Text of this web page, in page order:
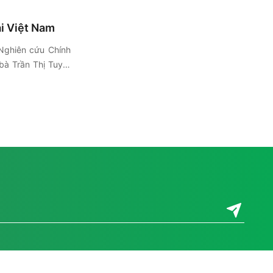
thay đổi cuộc
Việt Nam
cứu Chính
Trần Thị Tuyết